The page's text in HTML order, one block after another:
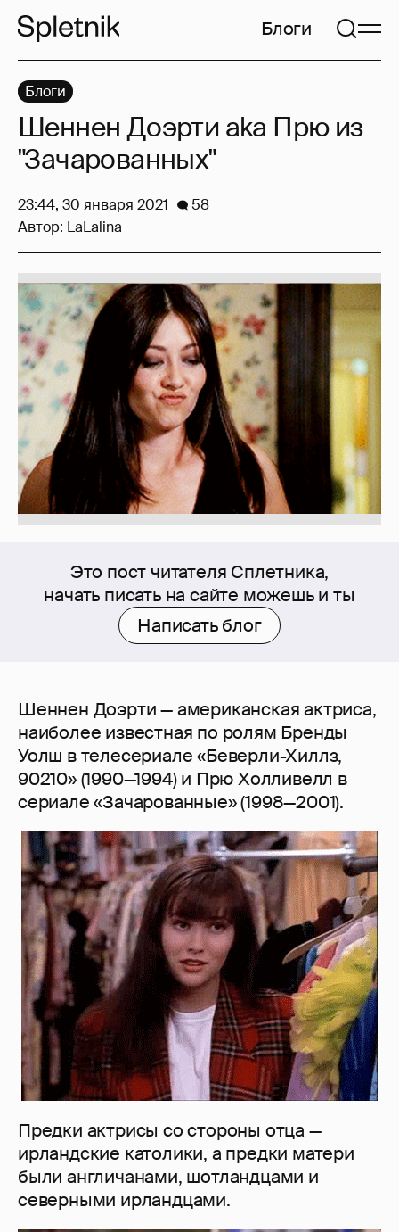
Блоги
Это пост читателя Сплетника,
начать писать на сайте можешь и ты
Написать блог
Шеннен Доэрти — американская актриса,
наиболее известная по ролям Бренды
Уолш в телесериале «Беверли-Хиллз,
90210» (1990—1994) и Прю Холливелл в
сериале «Зачарованные» (1998—2001).
Предки актрисы со стороны отца —
ирландские католики, а предки матери
были англичанами, шотландцами и
северными ирландцами.
Блоги
Шеннен Доэрти aka Прю из
"Зачарованных"
23:44, 30 января 2021
58
Автор: LaLalina